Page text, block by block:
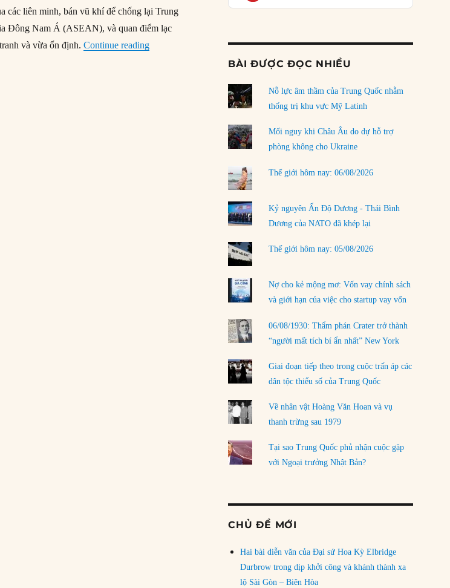
các liên minh, bán vũ khí để chống lại Trung
Đông Nam Á (ASEAN), và quan điểm lạc
và vừa ổn định.Continue reading“Chiến lược Châu Á của Mỹ đã đi vào ngõ cụt?”
rủi ro
01/08/2026
31/07/2026
phải chịu đựng?
30/07/2026
Tập tìm cách chôn vùi bê bối chấn động vòng
tròn thân cận của mình
BÀI ĐƯỢC ĐỌC NHIỀU
Nỗ lực âm thầm của Trung Quốc nhằm
thống trị khu vực Mỹ Latinh
Mối nguy khi Châu Âu do dự hỗ trợ
phòng không cho Ukraine
Thế giới hôm nay: 06/08/2026
Kỷ nguyên Ấn Độ Dương - Thái Bình
Dương của NATO đã khép lại
Thế giới hôm nay: 05/08/2026
Nợ cho kẻ mộng mơ: Vốn vay chính sách
và giới hạn của việc cho startup vay vốn
06/08/1930: Thẩm phán Crater trở thành
“người mất tích bí ẩn nhất” New York
Giai đoạn tiếp theo trong cuộc trấn áp các
dân tộc thiểu số của Trung Quốc
Về nhân vật Hoàng Văn Hoan và vụ
thanh trừng sau 1979
Tại sao Trung Quốc phủ nhận cuộc gặp
với Ngoại trưởng Nhật Bản?
CHỦ ĐỀ MỚI
Hai bài diễn văn của Đại sứ Hoa Kỳ Elbridge
Durbrow trong dịp khởi công và khánh thành xa
lộ Sài Gòn – Biên Hòa